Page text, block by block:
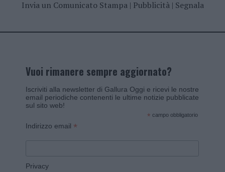
Invia un Comunicato Stampa| Pubblicità| Segnala
Vuoi rimanere sempre aggiornato?
Iscriviti alla newsletter di Gallura Oggi e ricevi le nostre
email periodiche contenenti le ultime notizie pubblicate
sul sito web!
* campo obbligatorio
Indirizzo email *
Privacy